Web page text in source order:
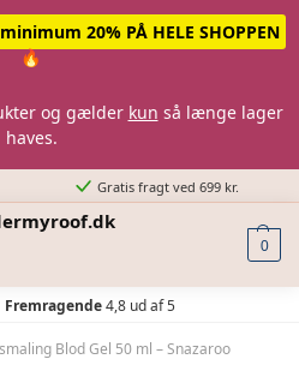
20% PÅ HELE SHOPPEN
🔥
og gælder kun så længe lager
haves.
Gratis fragt ved 699 kr.
0
Fremragende4,8 ud af 5
Blod Gel 50 ml – Snazaroo